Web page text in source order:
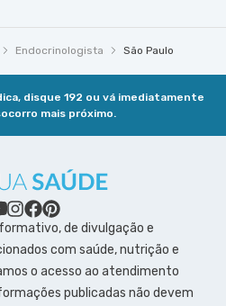
Endocrinologista São Paulo
disque 192 ou vá imediatamente
mais próximo.
de divulgação e
com saúde, nutrição e
o acesso ao atendimento
publicadas não devem